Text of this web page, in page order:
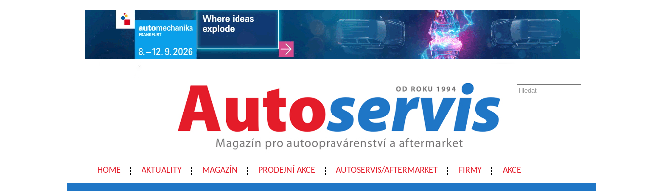
HOME AKTUALITY MAGAZÍN PRODEJNÍ AKCE AUTOSERVIS/AFTERMARKET FIRMY AKCE